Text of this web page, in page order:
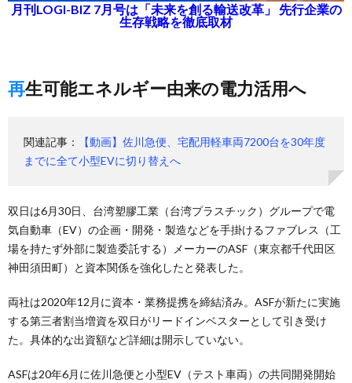
月刊LOGI-BIZ 7月号は「未来を創る輸送改革」 先行企業の
生存戦略を徹底取材
再生可能エネルギー由来の電力活用へ
関連記事：
【動画】佐川急便、宅配用軽車両7200台を30年度
までに全て小型EVに切り替えへ
双日は6月30日、台湾塑膠工業（台湾プラスチック）グループで電
気自動車（EV）の企画・開発・製造などを手掛けるファブレス（工
場を持たず外部に製造委託する）メーカーのASF（東京都千代田区
神田須田町）と資本関係を強化したと発表した。
両社は2020年12月に資本・業務提携を締結済み。ASFが新たに実施
する第三者割当増資を双日がリードインベスターとして引き受け
た。具体的な出資額など詳細は開示していない。
ASFは20年6月に佐川急便と小型EV（テスト車両）の共同開発開始